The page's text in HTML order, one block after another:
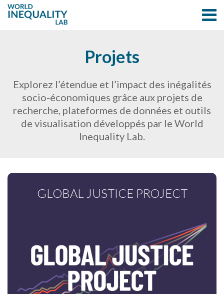
Projets
Explorez l’étendue et l’impact des inégalités
socio-économiques grâce aux projets de
recherche, plateformes de données et outils
de visualisation développés par le World
Inequality Lab.
GLOBAL JUSTICE PROJECT